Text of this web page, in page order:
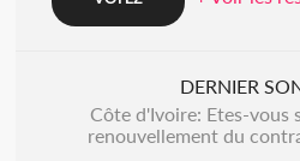
DERNIER
Côte d'Ivoire: Etes-vous
renouvellement du